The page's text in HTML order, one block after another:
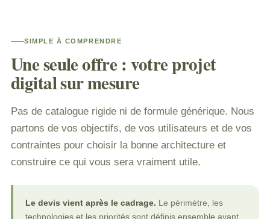
SIMPLE À COMPRENDRE
Une seule offre : votre projet
digital sur mesure
Pas de catalogue rigide ni de formule générique. Nous
partons de vos objectifs, de vos utilisateurs et de vos
contraintes pour choisir la bonne architecture et
construire ce qui vous sera vraiment utile.
Le devis vient après le cadrage. Le périmètre, les
technologies et les priorités sont définis ensemble avant